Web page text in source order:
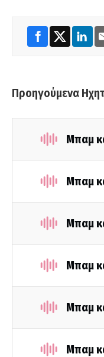
Προηγούμενα
Μπαμ
Μπαμ
Μπαμ
Μπαμ
Μπαμ
Μπαμ